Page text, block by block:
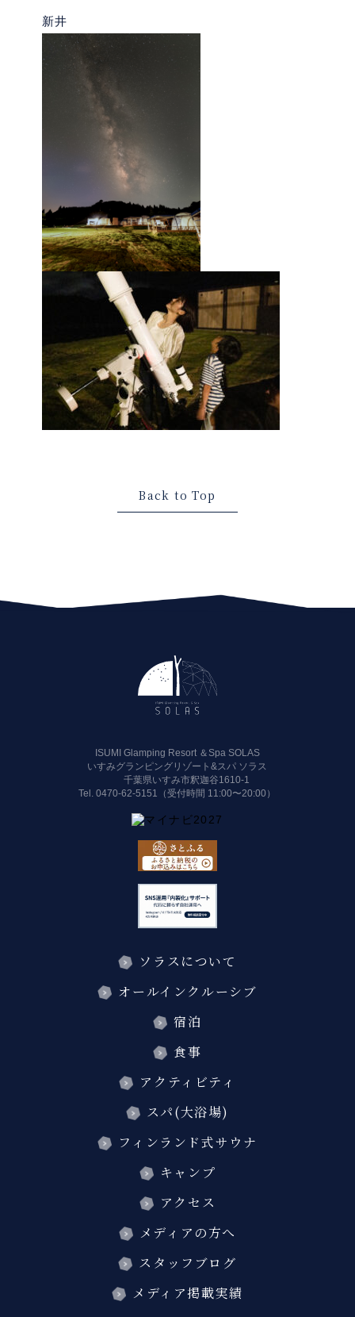
新井
Back to Top
ISUMI Glamping Resort ＆Spa SOLAS
いすみグランピングリゾート&スパ ソラス
千葉県いすみ市釈迦谷1610-1
Tel.0470-62-5151（受付時間 11:00〜20:00）
ソラスについて
オールインクルーシブ
宿泊
食事
アクティビティ
スパ(大浴場)
フィンランド式サウナ
キャンプ
アクセス
メディアの方へ
スタッフブログ
メディア掲載実績